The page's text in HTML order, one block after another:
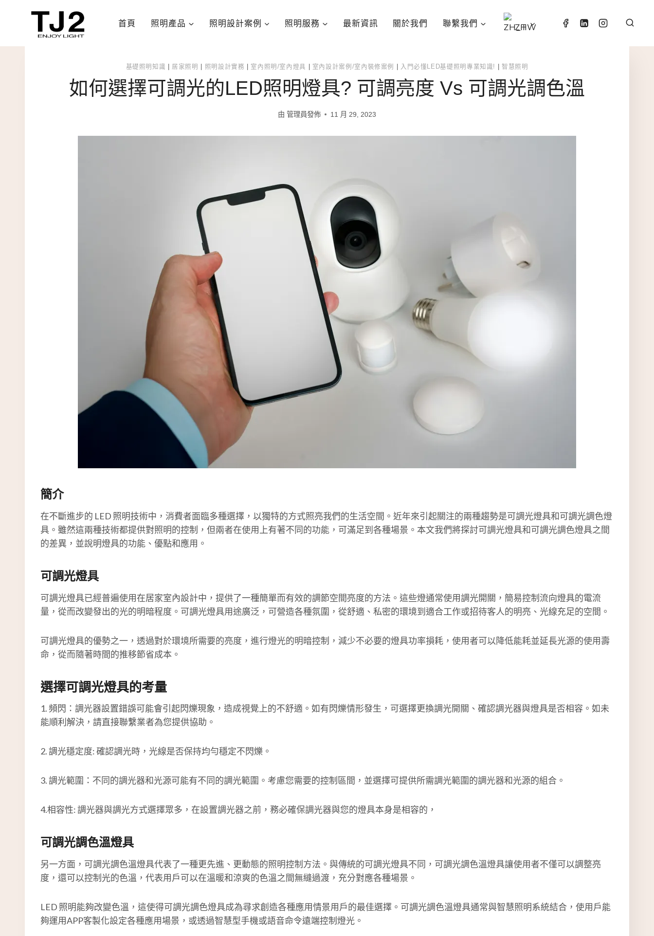
首頁 照明產品 照明設計案例 照明服務 最新資訊 關於我們 聯繫我們 ZH
基礎照明知識 居家照明 照明設計實務 室內照明/室內燈具 室內設計案例/室內裝修案例 入門必懂LED基礎照明專業知識! 智慧照明
如何選擇可調光的LED照明燈具? 可調亮度 Vs 可調光調色溫
由 管理員發佈 11 月 29, 2023
簡介
在不斷進步的 LED 照明技術中，消費者面臨多種選擇，以獨特的方式照亮我們的生活空間。近年來引起關注的兩種趨勢是可調光燈具和可調光調色燈
具。雖然這兩種技術都提供對照明的控制，但兩者在使用上有著不同的功能，可滿足到各種場景。本文我們將探討可調光燈具和可調光調色燈具之間
的差異，並說明燈具的功能、優點和應用。
可調光燈具
可調光燈具已經普遍使用在居家室內設計中，提供了一種簡單而有效的調節空間亮度的方法。這些燈通常使用調光開關，簡易控制流向燈具的電流
量，從而改變發出的光的明暗程度。可調光燈具用途廣泛，可營造各種氛圍，從舒適、私密的環境到適合工作或招待客人的明亮、光線充足的空間。
可調光燈具的優勢之一，透過對於環境所需要的亮度，進行燈光的明暗控制，減少不必要的燈具功率損耗，使用者可以降低能耗並延長光源的使用壽
命，從而隨著時間的推移節省成本。
選擇可調光燈具的考量
1. 頻閃：調光器設置錯誤可能會引起閃爍現象，造成視覺上的不舒適。如有閃爍情形發生，可選擇更換調光開關、確認調光器與燈具是否相容。如未
能順利解決，請直接聯繫業者為您提供協助。
2. 調光穩定度: 確認調光時，光線是否保持均勻穩定不閃爍。
3. 調光範圍：不同的調光器和光源可能有不同的調光範圍。考慮您需要的控制區間，並選擇可提供所需調光範圍的調光器和光源的組合。
4.相容性: 調光器與調光方式選擇眾多，在設置調光器之前，務必確保調光器與您的燈具本身是相容的，
可調光調色溫燈具
另一方面，可調光調色溫燈具代表了一種更先進、更動態的照明控制方法。與傳統的可調光燈具不同，可調光調色溫燈具讓使用者不僅可以調整亮
度，還可以控制光的色溫，代表用戶可以在溫暖和涼爽的色溫之間無縫過渡，充分對應各種場景。
LED 照明能夠改變色溫，這使得可調光調色燈具成為尋求創造各種應用情景用戶的最佳選擇。可調光調色溫燈具通常與智慧照明系統結合，使用戶能
夠運用APP客製化設定各種應用場景，或透過智慧型手機或語音命令遠端控制燈光。